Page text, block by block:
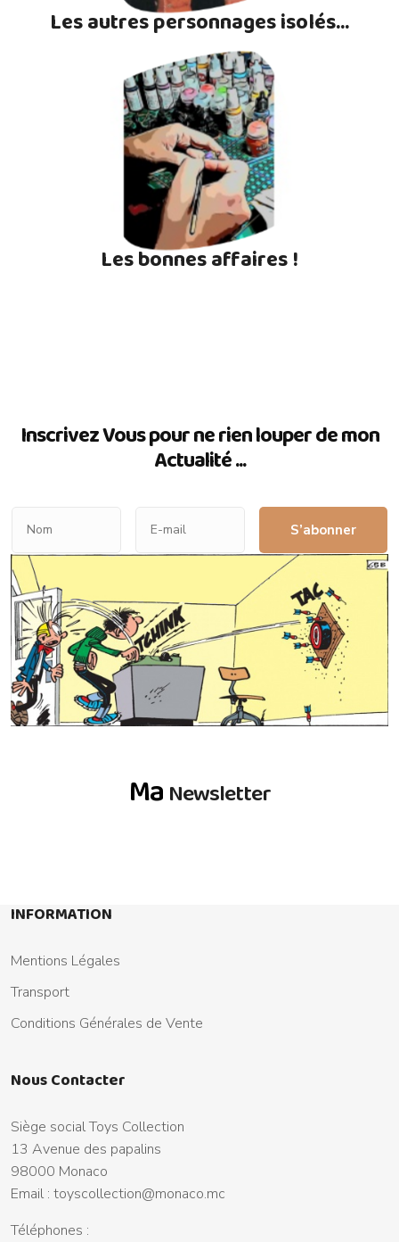
Les autres personnages isolés...
Les bonnes affaires !
Inscrivez Vous pour ne rien louper de mon
Actualité ...
S’abonner
Ma Newsletter
INFORMATION
Mentions Légales
Transport
Conditions Générales de Vente
Nous Contacter
Siège social Toys Collection
13 Avenue des papalins
98000 Monaco
Email : toyscollection@monaco.mc
Téléphones :